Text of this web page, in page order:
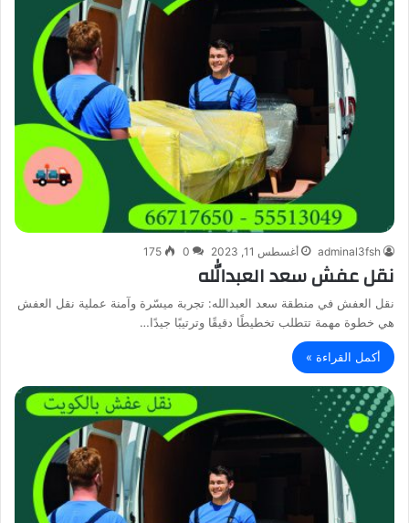
adminal3fsh أغسطس 11, 2023 0
175
نقل عفش سعد العبدالله
نقل العفش في منطقة سعد العبدالله: تجربة ميسّرة وآمنة عملية نقل العفش
هي خطوة مهمة تتطلب تخطيطًا دقيقًا وترتيبًا جيدًا…
أكمل القراءة »